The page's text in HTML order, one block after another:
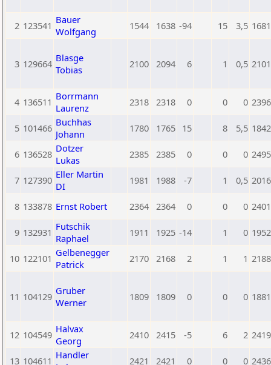
2 123541 Bauer
Wolfgang
1544 1638 -94 15 3,5 1681
3 129664 Blasge
Tobias
2100 2094 6 1 0,5 2101
4 136511 Borrmann
Laurenz
2318 2318 0 0 0 2396
5 101466 Buchhas
Johann
1780 1765 15 8 5,5 1842
6 136528 Dotzer
Lukas
2385 2385 0 0 0 2495
7 127390 Eller Martin
DI
1981 1988 -7 1 0,5 2016
8 133878 Ernst Robert 2364 2364 0 0 0 2401
9 132931 Futschik
Raphael
1911 1925 -14 1 0 1952
10 122101 Gelbenegger
Patrick
2170 2168 2 1 1 2188
11 104129 Gruber
Werner
1809 1809 0 0 0 1881
12 104549 Halvax
Georg
2410 2415 -5 6 2 2419
13 104611 Handler
2421 2421 0 0 0 2436